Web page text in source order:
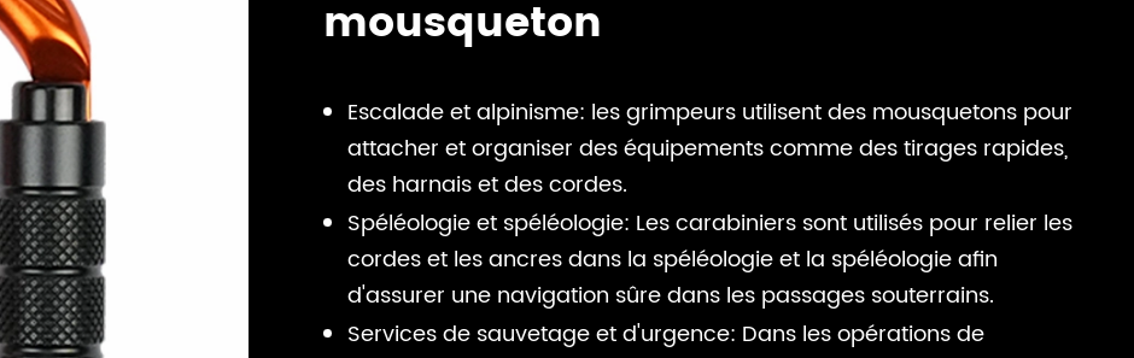
mousqueton
Escalade et alpinisme: les grimpeurs utilisent des mousquetons pour
attacher et organiser des équipements comme des tirages rapides,
des harnais et des cordes.
Spéléologie et spéléologie: Les carabiniers sont utilisés pour relier les
cordes et les ancres dans la spéléologie et la spéléologie afin
d'assurer une navigation sûre dans les passages souterrains.
Services de sauvetage et d'urgence: Dans les opérations de